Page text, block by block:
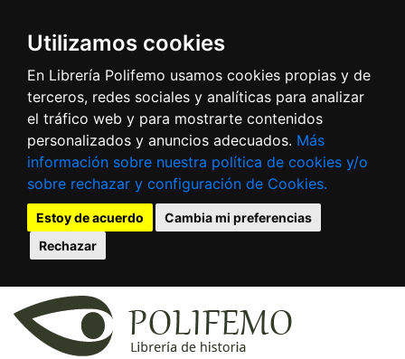
Utilizamos cookies
En Librería Polifemo usamos cookies propias y de
terceros, redes sociales y analíticas para analizar
el tráfico web y para mostrarte contenidos
personalizados y anuncios adecuados. Más
información sobre nuestra política de cookies y/o
sobre rechazar y configuración de Cookies.
Estoy de acuerdo
Cambia mi preferencias
Rechazar